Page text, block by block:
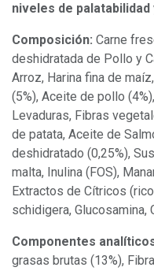
niveles de
Composición: Carne
deshidratada de Pollo y
Arroz, Harina fina de
(5%), Aceite de pollo
Levaduras, Fibras
de patata, Aceite de
deshidratado (0,25%),
malta, Inulina (FOS),
Extractos de Cítricos
schidigera, Glucosamina,
Componentes
grasas brutas (13%),